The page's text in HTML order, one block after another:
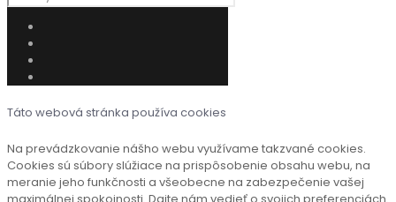
Táto webová stránka používa cookies
Na prevádzkovanie nášho webu využívame takzvané cookies.
Cookies sú súbory slúžiace na prispôsobenie obsahu webu, na
meranie jeho funkčnosti a všeobecne na zabezpečenie vašej